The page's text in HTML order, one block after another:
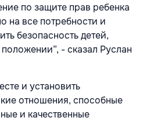
по защите прав ребенка
на все потребности и
безопасность детей,
- сказал Руслан
и установить
отношения, способные
и качественные